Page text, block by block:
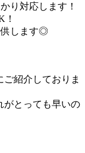
り対応します！
供します◎
紹介しておりま
とっても早いの